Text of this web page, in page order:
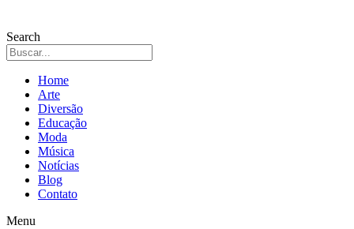
Search
Home
Arte
Diversão
Educação
Moda
Música
Notícias
Blog
Contato
Menu